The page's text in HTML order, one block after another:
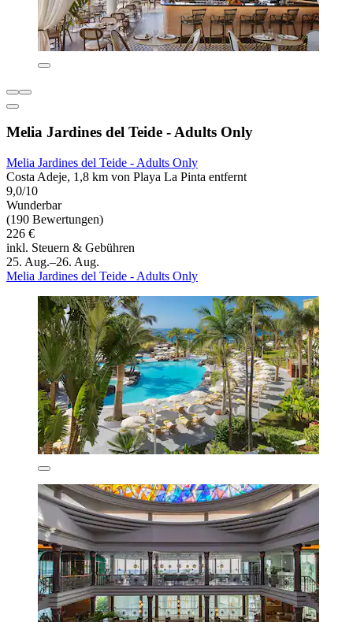
Melia Jardines del Teide - Adults Only
Melia Jardines del Teide - Adults Only
Costa Adeje, 1,8 km von Playa La Pinta entfernt
9,0/10
Wunderbar
(190 Bewertungen)
226 €
inkl. Steuern & Gebühren
25. Aug.–26. Aug.
Melia Jardines del Teide - Adults Only